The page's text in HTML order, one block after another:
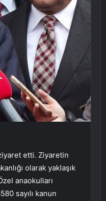
etti. Ziyaretin
olarak yaklaşık
anaokulları
sayılı kanun